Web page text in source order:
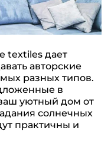
textiles дает
авторские
разных типов.
в
уютный дом от
солнечных
практичны и